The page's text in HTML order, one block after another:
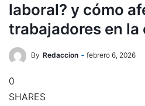
laboral? y cómo
trabajadores en la
By Redaccion febrero 6, 2026
0
SHARES